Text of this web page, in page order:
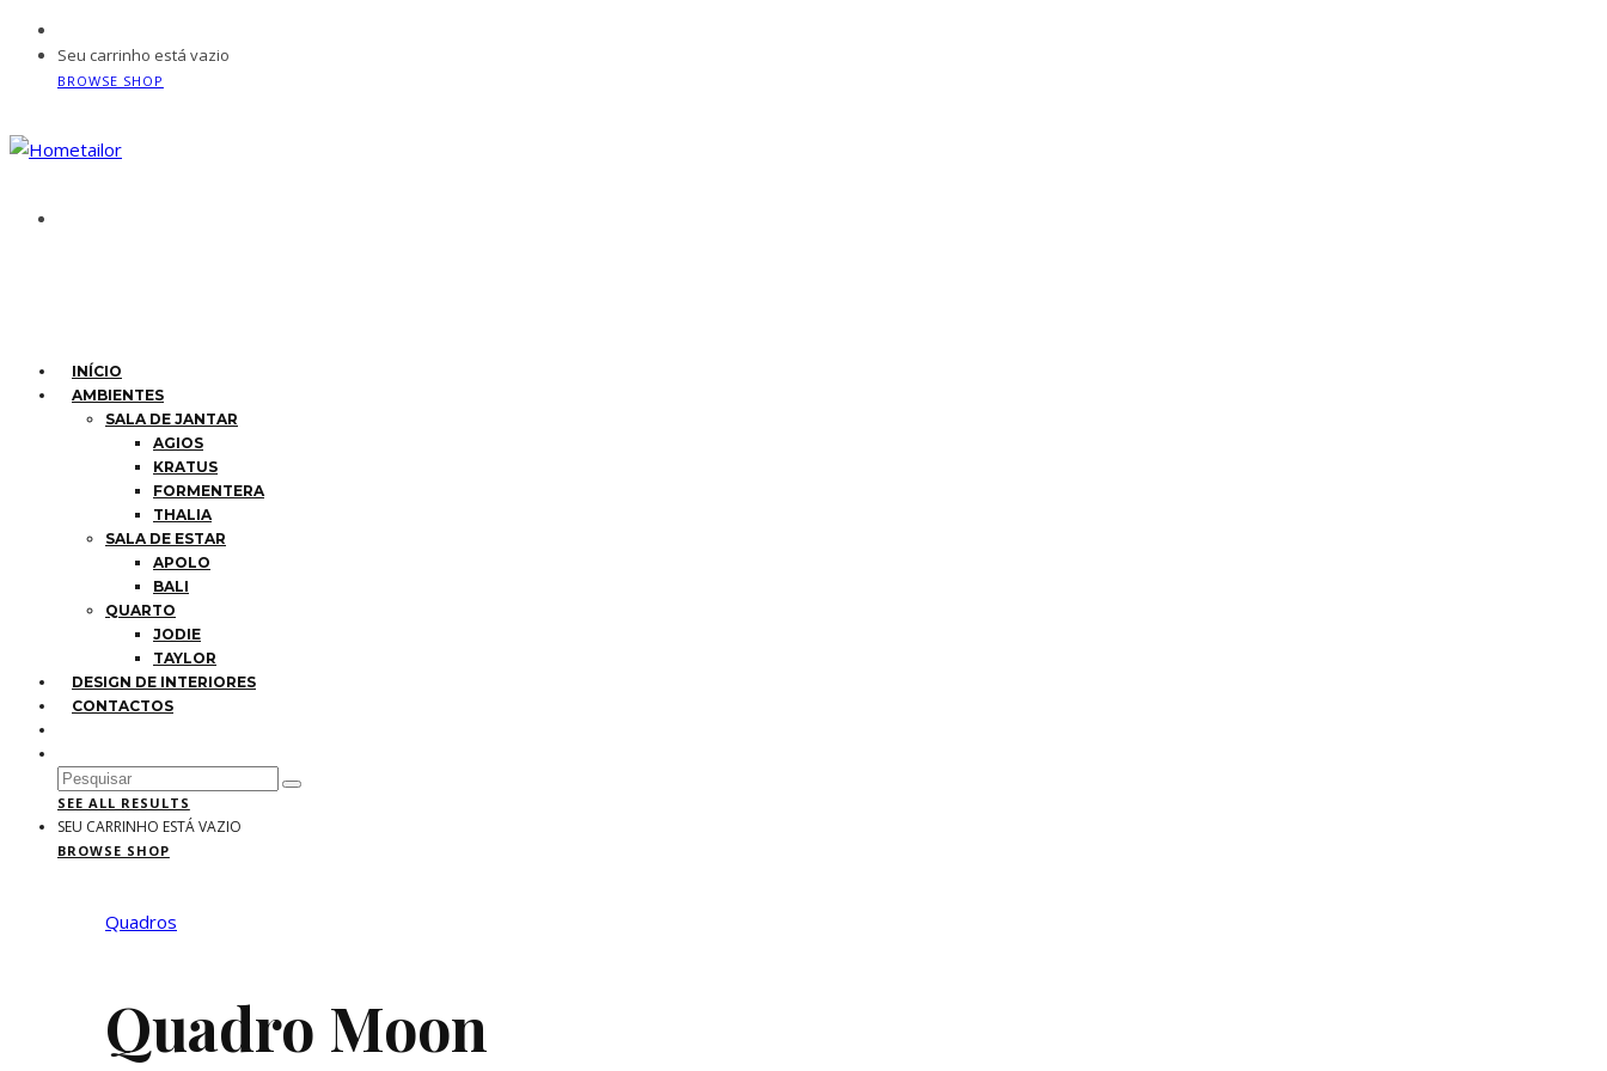
Seu carrinho está vazio
BROWSE SHOP
INÍCIO
AMBIENTES
SALA DE JANTAR
AGIOS
KRATUS
FORMENTERA
THALIA
SALA DE ESTAR
APOLO
BALI
QUARTO
JODIE
TAYLOR
DESIGN DE INTERIORES
CONTACTOS
SEE ALL RESULTS
SEU CARRINHO ESTÁ VAZIO
BROWSE SHOP
Quadros
Quadro Moon